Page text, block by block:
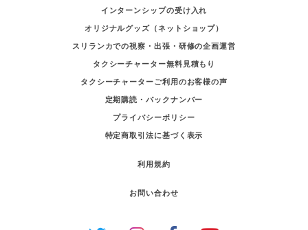
インターンシップの受け入れ
オリジナルグッズ（ネットショップ）
スリランカでの視察・出張・研修の企画運営
タクシーチャーター無料見積もり
タクシーチャーターご利用のお客様の声
定期購読・バックナンバー
プライバシーポリシー
特定商取引法に基づく表示
利用規約
お問い合わせ